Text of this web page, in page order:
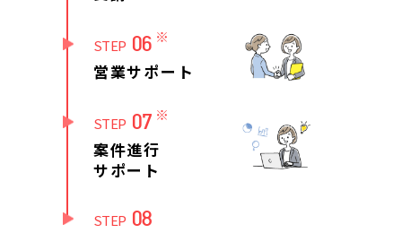
STEP 06 ※
営業サポート
STEP 07 ※
案件進行
サポート
STEP 08